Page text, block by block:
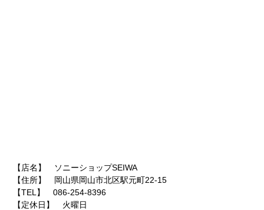
【店名】 ソニーショップSEIWA
【住所】 岡山県岡山市北区駅元町22-15
【TEL】 086-254-8396
【定休日】 火曜日